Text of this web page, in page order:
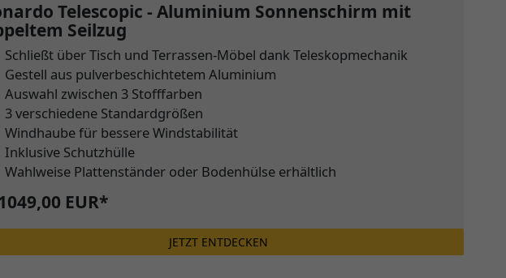
Telescopic - Aluminium Sonnenschirm mit
Seilzug
Schließt über Tisch und Terrassen-Möbel dank Teleskopmechanik
Gestell aus pulverbeschichtetem Aluminium
Auswahl zwischen 3 Stofffarben
3 verschiedene Standardgrößen
Windhaube für bessere Windstabilität
Inklusive Schutzhülle
Wahlweise Plattenständer oder Bodenhülse erhältlich
EUR*
JETZT ENTDECKEN